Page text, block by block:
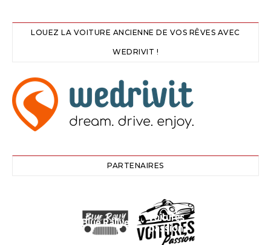
LOUEZ LA VOITURE ANCIENNE DE VOS RÊVES AVEC
WEDRIVIT !
PARTENAIRES
Blue Rallye
Voitures
passion